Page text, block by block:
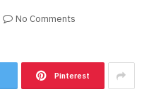
No Comments
Pinterest